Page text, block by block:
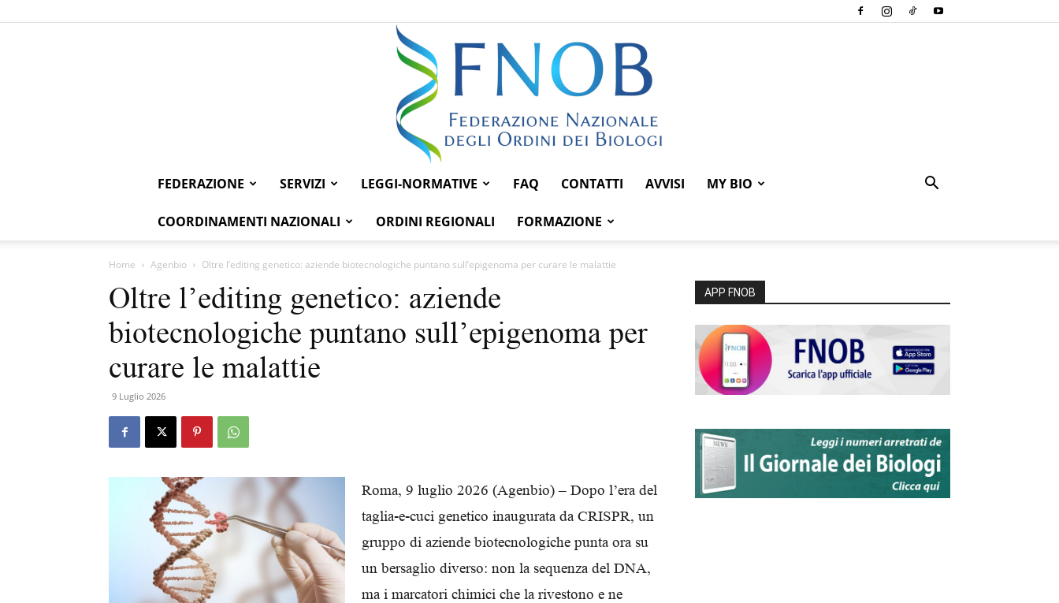
Federazione
Ordini
FEDERAZIONE SERVIZI LEGGI-NORMATIVE FAQ CONTATTI AVVISI MY BIO
COORDINAMENTI NAZIONALI ORDINI REGIONALI FORMAZIONE
Home Agenbio Oltre l’editing genetico: aziende biotecnologiche puntano sull’epigenoma per curare le malattie
Oltre l’editing genetico: aziende
biotecnologiche puntano sull’epigenoma per
curare le malattie
9 Luglio 2026
Roma, 9 luglio 2026 (Agenbio) – Dopo l’era del
taglia-e-cuci genetico inaugurata da CRISPR, un
gruppo di aziende biotecnologiche punta ora su
un bersaglio diverso: non la sequenza del DNA,
ma i marcatori chimici che la rivestono e ne
APP FNOB